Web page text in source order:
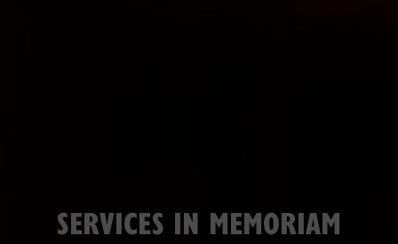
SERVICES IN MEMORIAM